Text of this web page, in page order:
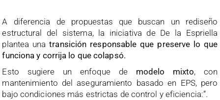
A diferencia de propuestas que buscan un rediseño
estructural del sistema, la iniciativa de De la Espriella
plantea unatransición responsable que preserve lo que
funciona y corrija lo que colapsó.
Esto sugiere un enfoque de modelo mixto, con
mantenimiento del aseguramiento basado en EPS, pero
bajo condiciones más estrictas de control y eficiencia:”.